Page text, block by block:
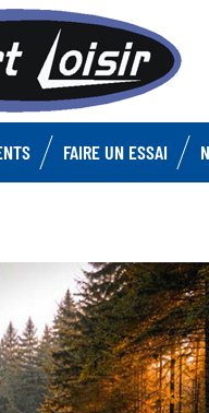
FAIRE UN ESSAI